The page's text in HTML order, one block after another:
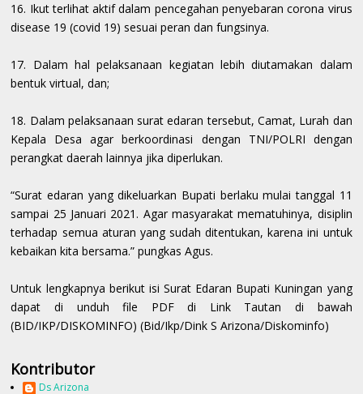
16. Ikut terlihat aktif dalam pencegahan penyebaran corona virus
disease 19 (covid 19) sesuai peran dan fungsinya.
17. Dalam hal pelaksanaan kegiatan lebih diutamakan dalam
bentuk virtual, dan;
18. Dalam pelaksanaan surat edaran tersebut, Camat, Lurah dan
Kepala Desa agar berkoordinasi dengan TNI/POLRI dengan
perangkat daerah lainnya jika diperlukan.
“Surat edaran yang dikeluarkan Bupati berlaku mulai tanggal 11
sampai 25 Januari 2021. Agar masyarakat mematuhinya, disiplin
terhadap semua aturan yang sudah ditentukan, karena ini untuk
kebaikan kita bersama.” pungkas Agus.
Untuk lengkapnya berikut isi Surat Edaran Bupati Kuningan yang
dapat di unduh file PDF di Link Tautan di bawah
(BID/IKP/DISKOMINFO) (Bid/Ikp/Dink S Arizona/Diskominfo)
Kontributor
Ds Arizona